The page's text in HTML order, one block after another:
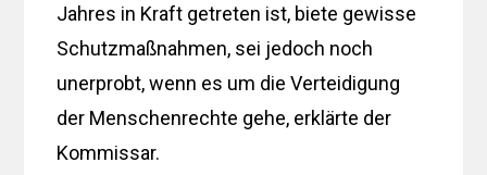
Jahres in Kraft getreten ist, biete gewisse
Schutzmaßnahmen, sei jedoch noch
unerprobt, wenn es um die Verteidigung
der Menschenrechte gehe, erklärte der
Kommissar.